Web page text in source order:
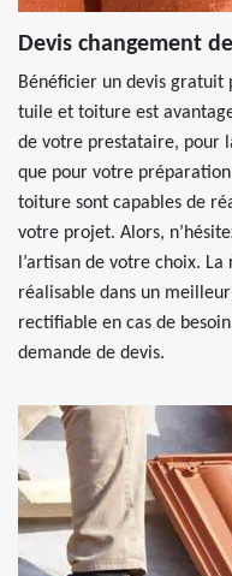
Devis changement
Bénéficier un devis
tuile et toiture est
de votre prestataire, pour
que pour votre
toiture sont capables de
votre projet. Alors,
l’artisan de votre choix.
réalisable dans un
rectifiable en cas de
demande de devis.